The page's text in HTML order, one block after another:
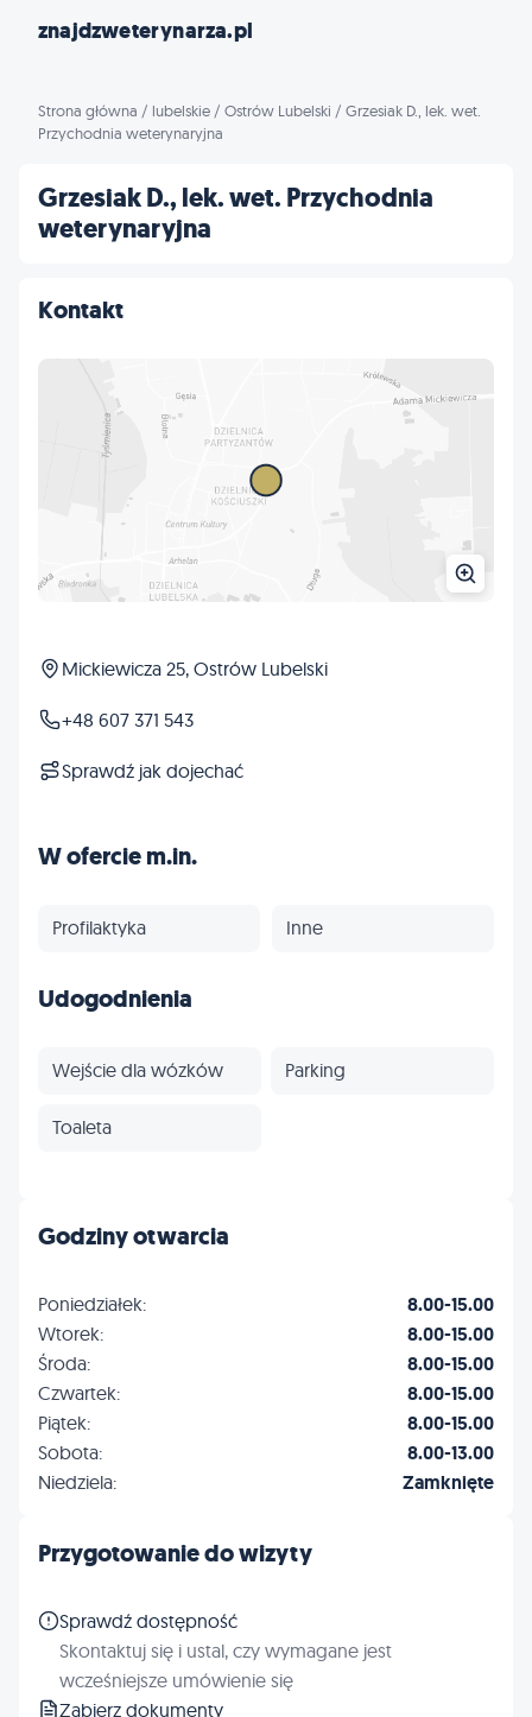
znajdzweterynarza.pl
Strona główna / lubelskie / Ostrów Lubelski / Grzesiak D., lek. wet.
Przychodnia weterynaryjna
Grzesiak D., lek. wet. Przychodnia
weterynaryjna
Kontakt
Mickiewicza 25, Ostrów Lubelski
+48 607 371 543
Sprawdź jak dojechać
W ofercie m.in.
Profilaktyka Inne
Udogodnienia
Wejście dla wózków Parking
Toaleta
Godziny otwarcia
Poniedziałek: 8.00-15.00
Wtorek: 8.00-15.00
Środa: 8.00-15.00
Czwartek: 8.00-15.00
Piątek: 8.00-15.00
Sobota: 8.00-13.00
Niedziela: Zamknięte
Przygotowanie do wizyty
Sprawdź dostępność
Skontaktuj się i ustal, czy wymagane jest
wcześniejsze umówienie się
Zabierz dokumenty